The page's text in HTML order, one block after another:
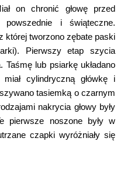
on chronić głowę przed
i świąteczne.
której tworzono zębate paski
Pierwszy etap szycia
Taśmę lub psiarkę układano
cylindryczną główkę i
tasiemką o czarnym
nakrycia głowy były
pierwsze noszone były w
czapki wyróżniały się